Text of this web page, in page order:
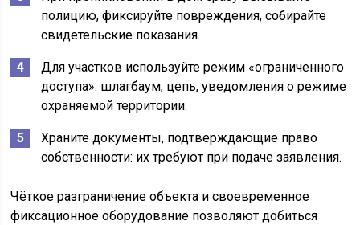
полицию, фиксируйте повреждения, собирайте
свидетельские показания.
Для участков используйте режим «ограниченного
доступа»: шлагбаум, цепь, уведомления о режиме
охраняемой территории.
Храните документы, подтверждающие право
собственности: их требуют при подаче заявления.
Чёткое разграничение объекта и своевременное
фиксационное оборудование позволяют добиться